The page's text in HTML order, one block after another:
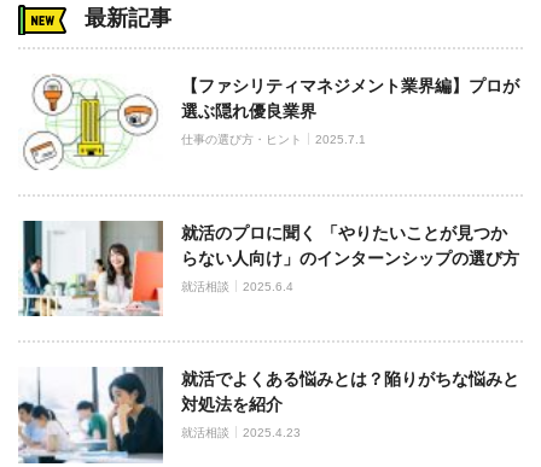
最新記事
【ファシリティマネジメント業界編】プロが
選ぶ隠れ優良業界
仕事の選び方・ヒント 2025.7.1
就活のプロに聞く 「やりたいことが見つか
らない人向け」のインターンシップの選び方
就活相談 2025.6.4
就活でよくある悩みとは？陥りがちな悩みと
対処法を紹介
就活相談 2025.4.23